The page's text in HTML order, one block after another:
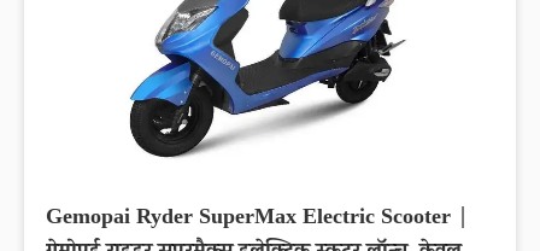
Gemopai Ryder SuperMax Electric Scooter |